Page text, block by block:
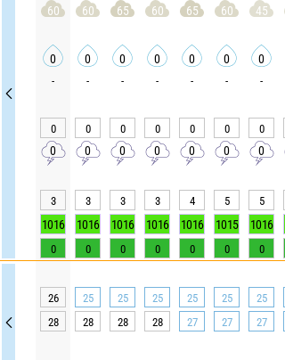
60 60 65 60 65 60 45
0 0 0 0 0 0 0
- - - - - - -
0 0 0 0 0 0 0
0 0 0 0 0 0 0
3 3 3 3 4 5 5
1016 1016 1016 1016 1016 1015 1016
0 0 0 0 0 0 0
26 25 25 25 25 25 25
28
28 28 28 27 27 27